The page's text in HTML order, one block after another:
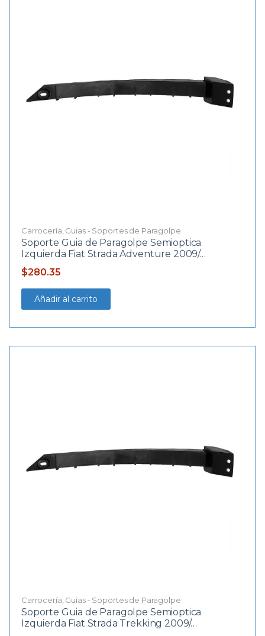
Carrocería Guias - Soportes de Paragolpe
Soporte Guia de Paragolpe Semioptica
Izquierda Fiat Strada Adventure 2009/…
$280.35
Añadir al carrito
Carrocería Guias - Soportes de Paragolpe
Soporte Guia de Paragolpe Semioptica
Izquierda Fiat Strada Trekking 2009/…